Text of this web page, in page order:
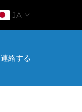
JA
連絡する